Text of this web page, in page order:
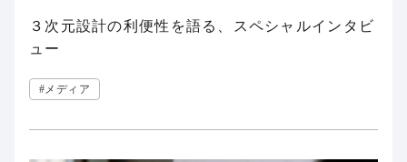
３次元設計の利便性を語る、スペシャルインタビ
ュー
#メディア